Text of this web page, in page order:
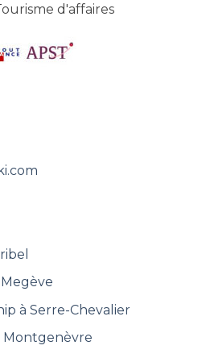
d'affaires
à Serre-Chevalier
Montgenèvre